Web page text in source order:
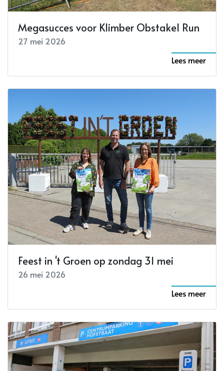
Megasucces voor Klimber Obstakel Run
27 mei 2026
Lees meer
Feest in 't Groen op zondag 31 mei
26 mei 2026
Lees meer